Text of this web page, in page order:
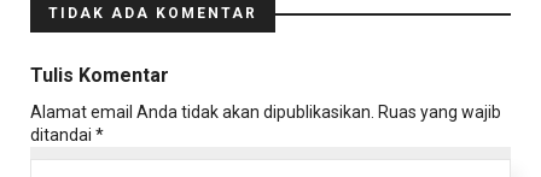
TIDAK ADA KOMENTAR
Tulis Komentar
Alamat email Anda tidak akan dipublikasikan. Ruas yang wajib
ditandai *